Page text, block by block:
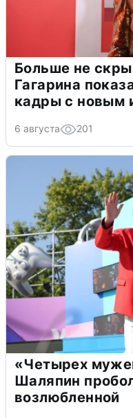
Больше не
Гагарина
кадры с новым
6 августа 201
«Четырех
Шаляпин
возлюбленной